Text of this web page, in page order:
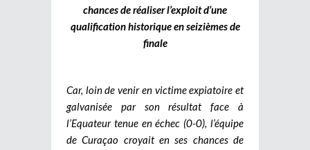
chances de réaliser l’exploit d’une
qualification historique en seizièmes de
finale
Car, loin de venir en victime expiatoire et
galvanisée par son résultat face à
l’Equateur tenue en échec (0-0), l’équipe
de Curaçao croyait en ses chances de